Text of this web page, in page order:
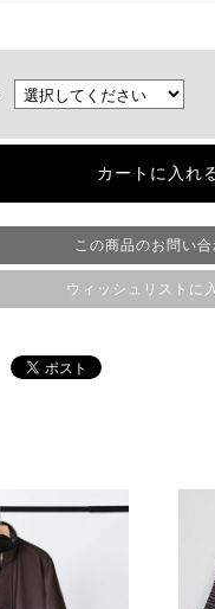
この商品のお問い
ウィッシュリストに